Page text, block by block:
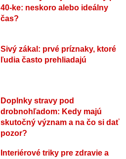
40-ke: neskoro alebo ideálny
čas?
Sivý zákal: prvé príznaky, ktoré
ľudia často prehliadajú
Doplnky stravy pod
drobnohľadom: Kedy majú
skutočný význam a na čo si dať
pozor?
Interiérové triky pre zdravie a